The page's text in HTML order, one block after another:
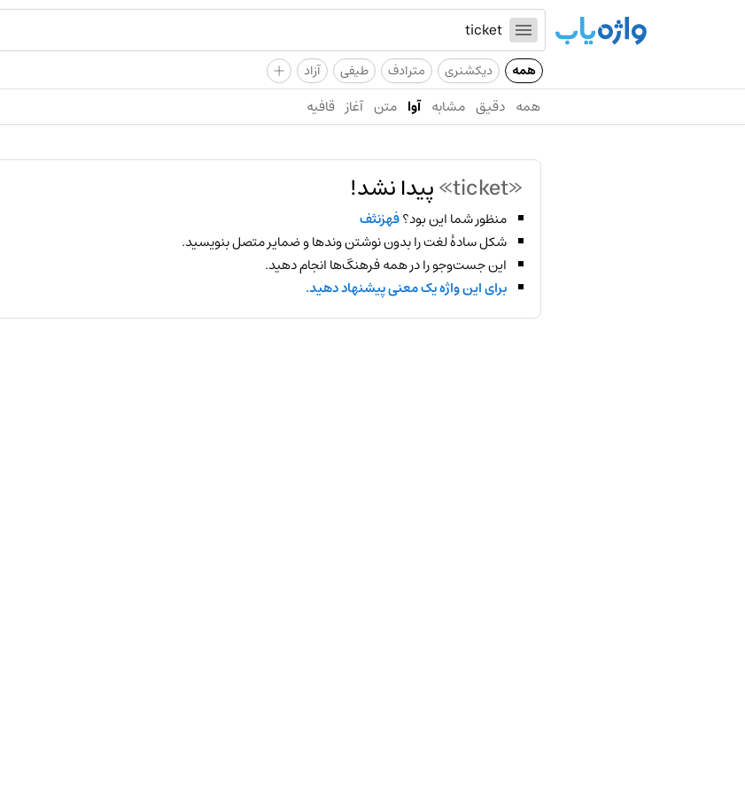
همه دیکشنری مترادف طیفی آزاد +
همه دقیق مشابه آوا متن آغاز قافیه
«ticket» پیدا نشد!
منظور شما این بود؟فهزنثف
شکل سادهٔ لغت را بدون نوشتن وندها و ضمایر متصل بنویسید.
این جست‌وجو را در همه فرهنگ‌ها انجام دهید.
برای این واژه یک معنی پیشنهاد دهید.